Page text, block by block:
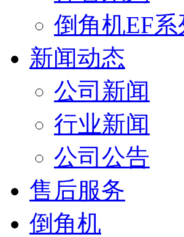
倒角机EF系
新闻动态
公司新闻
行业新闻
公司公告
售后服务
倒角机